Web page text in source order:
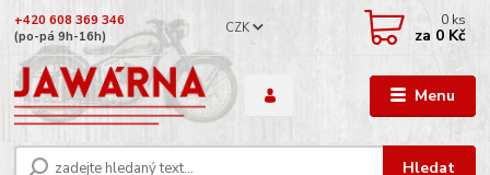
Menu
CZK
Hledat
+420 608 369 346
(po-pá 9h-16h)
0 ks
za 0 Kč